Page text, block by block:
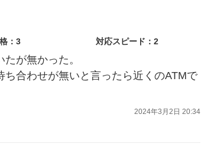
：3 対応スピード：2
が無かった。
合わせが無いと言ったら近くのATMで
2024年3月2日 20:34